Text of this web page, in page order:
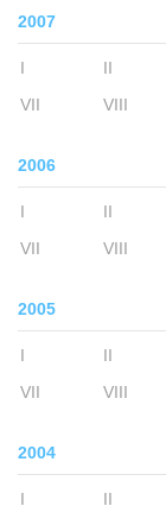
2007
I II
VII
VIII
2006
I II
VII
VIII
2005
I II
VII
VIII
2004
I II